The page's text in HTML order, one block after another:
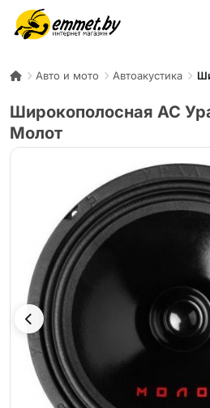
Авто и мото Автоакустика
Широкополосная АС
Молот